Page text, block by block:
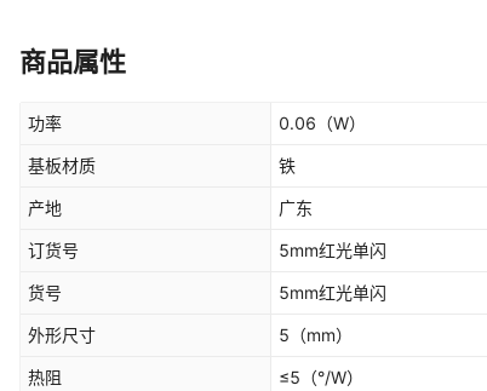
商品属性
功率 0.06 （W）
基板材质 铁
产地 广东
订货号 5mm红光单闪
货号 5mm红光单闪
外形尺寸 5 （mm）
热阻 ≤5 （°/W）